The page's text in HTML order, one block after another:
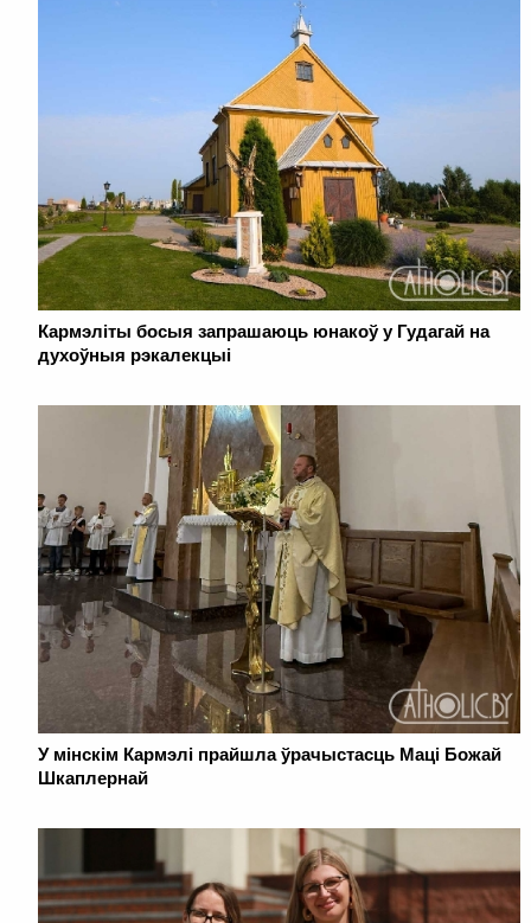
Кармэліты босыя запрашаюць юнакоў у Гудагай на
духоўныя рэкалекцыі
У мінскім Кармэлі прайшла ўрачыстасць Маці Божай
Шкаплернай